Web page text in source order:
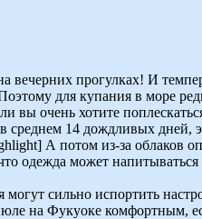
прогулках! И
для купания в море
вы очень хотите
среднем 14 дождливых
А потом из-за облаков
одежда может
сильно испортить
на Фукуоке комфортным,